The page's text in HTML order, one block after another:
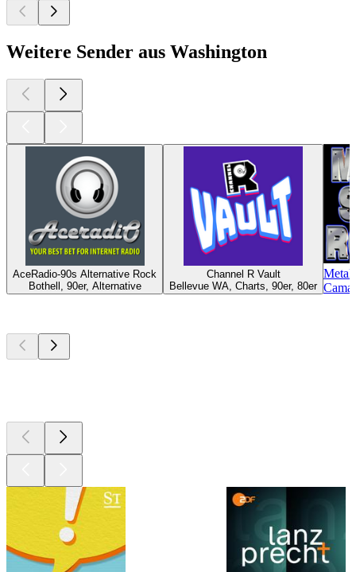
Weitere Sender aus Washington
AceRadio-90s Alternative Rock
Bothell, 90er, Alternative
Channel R Vault
Bellevue WA, Charts, 90er, 80er
Metal